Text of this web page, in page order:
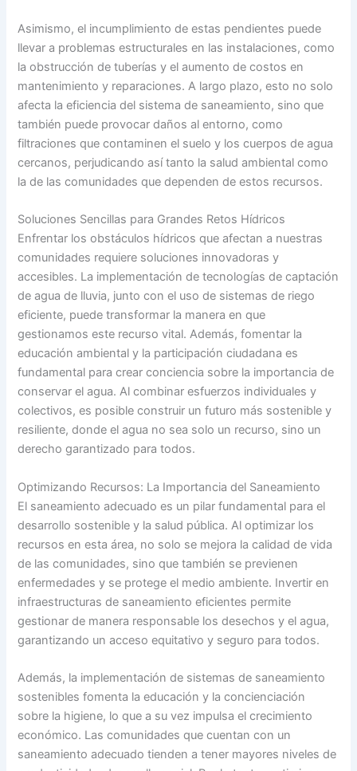
Asimismo, el incumplimiento de estas pendientes puede
llevar a problemas estructurales en las instalaciones, como
la obstrucción de tuberías y el aumento de costos en
mantenimiento y reparaciones. A largo plazo, esto no solo
afecta la eficiencia del sistema de saneamiento, sino que
también puede provocar daños al entorno, como
filtraciones que contaminen el suelo y los cuerpos de agua
cercanos, perjudicando así tanto la salud ambiental como
la de las comunidades que dependen de estos recursos.
Soluciones Sencillas para Grandes Retos Hídricos
Enfrentar los obstáculos hídricos que afectan a nuestras
comunidades requiere soluciones innovadoras y
accesibles. La implementación de tecnologías de captación
de agua de lluvia, junto con el uso de sistemas de riego
eficiente, puede transformar la manera en que
gestionamos este recurso vital. Además, fomentar la
educación ambiental y la participación ciudadana es
fundamental para crear conciencia sobre la importancia de
conservar el agua. Al combinar esfuerzos individuales y
colectivos, es posible construir un futuro más sostenible y
resiliente, donde el agua no sea solo un recurso, sino un
derecho garantizado para todos.
Optimizando Recursos: La Importancia del Saneamiento
El saneamiento adecuado es un pilar fundamental para el
desarrollo sostenible y la salud pública. Al optimizar los
recursos en esta área, no solo se mejora la calidad de vida
de las comunidades, sino que también se previenen
enfermedades y se protege el medio ambiente. Invertir en
infraestructuras de saneamiento eficientes permite
gestionar de manera responsable los desechos y el agua,
garantizando un acceso equitativo y seguro para todos.
Además, la implementación de sistemas de saneamiento
sostenibles fomenta la educación y la concienciación
sobre la higiene, lo que a su vez impulsa el crecimiento
económico. Las comunidades que cuentan con un
saneamiento adecuado tienden a tener mayores niveles de